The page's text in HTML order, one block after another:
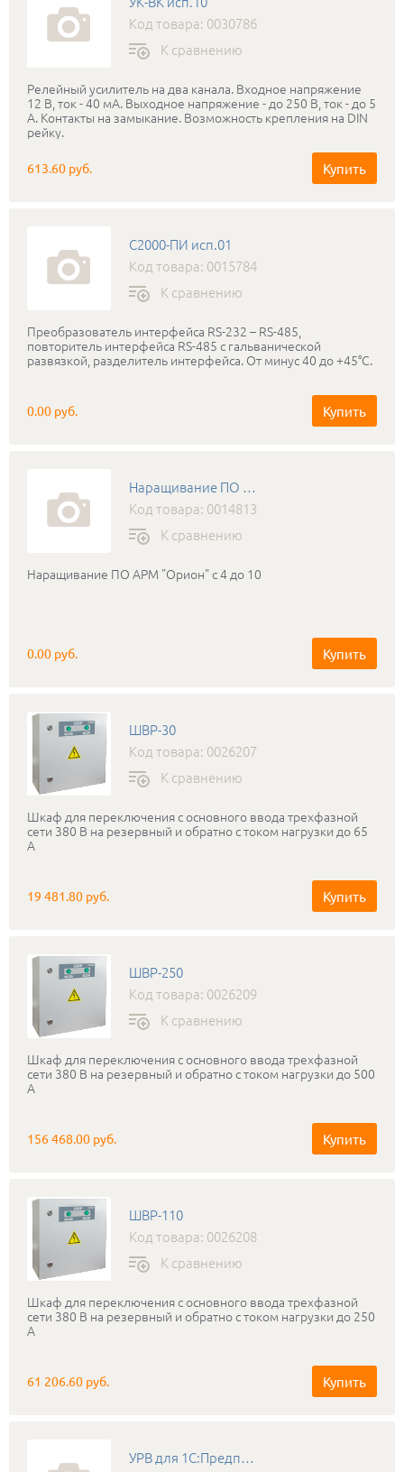
Код товара: 0030786
К сравнению
Релейный усилитель на два канала. Входное напряжение
12 В, ток - 40 мА. Выходное напряжение - до 250 В, ток - до 5
А. Контакты на замыкание. Возможность крепления на DIN
рейку.
613.60 руб. Купить
С2000-ПИ исп.01
Код товара: 0015784
К сравнению
Преобразователь интерфейса RS-232 – RS-485,
повторитель интерфейса RS-485 с гальванической
развязкой, разделитель интерфейса. От минус 40 до +45°С.
0.00 руб. Купить
Наращивание ПО АРМ Орион с 4 до 10
Код товара: 0014813
К сравнению
Наращивание ПО АРМ "Орион" с 4 до 10
0.00 руб. Купить
ШВР-30
Код товара: 0026207
К сравнению
Шкаф для переключения с основного ввода трехфазной
сети 380 В на резервный и обратно с током нагрузки до 65
А
19 481.80 руб. Купить
ШВР-250
Код товара: 0026209
К сравнению
Шкаф для переключения с основного ввода трехфазной
сети 380 В на резервный и обратно с током нагрузки до 500
А
156 468.00 руб. Купить
ШВР-110
Код товара: 0026208
К сравнению
Шкаф для переключения с основного ввода трехфазной
сети 380 В на резервный и обратно с током нагрузки до 250
А
61 206.60 руб. Купить
УРВ для 1С:Предприятие 8 основной комплект